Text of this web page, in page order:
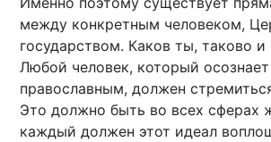
между конкретным человеком,
государством. Каков ты, таково
Любой человек, который осознает
православным, должен
Это должно быть во всех сферах
каждый должен этот идеал